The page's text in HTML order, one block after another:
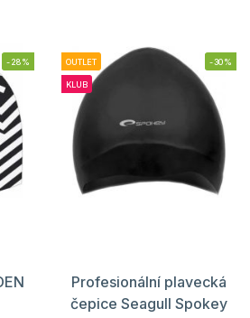
-28% OUTLET
KLUB
-30%
Profesionální plavecká
čepice Seagull Spokey